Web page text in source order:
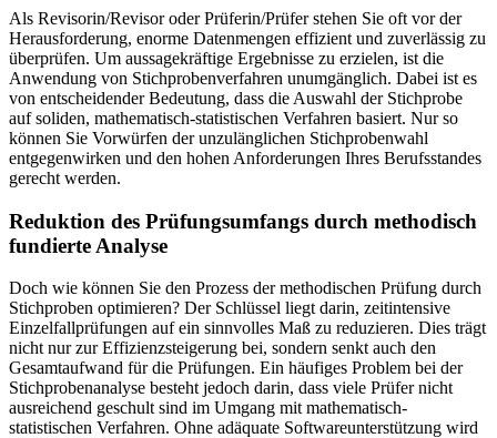
Als Revisorin/Revisor oder Prüferin/Prüfer stehen Sie oft vor der
Herausforderung, enorme Datenmengen effizient und zuverlässig zu
überprüfen. Um aussagekräftige Ergebnisse zu erzielen, ist die
Anwendung von Stichprobenverfahren unumgänglich. Dabei ist es
von entscheidender Bedeutung, dass die Auswahl der Stichprobe
auf soliden, mathematisch-statistischen Verfahren basiert. Nur so
können Sie Vorwürfen der unzulänglichen Stichprobenwahl
entgegenwirken und den hohen Anforderungen Ihres Berufsstandes
gerecht werden.
Reduktion des Prüfungsumfangs durch methodisch
fundierte Analyse
Doch wie können Sie den Prozess der methodischen Prüfung durch
Stichproben optimieren? Der Schlüssel liegt darin, zeitintensive
Einzelfallprüfungen auf ein sinnvolles Maß zu reduzieren. Dies trägt
nicht nur zur Effizienzsteigerung bei, sondern senkt auch den
Gesamtaufwand für die Prüfungen. Ein häufiges Problem bei der
Stichprobenanalyse besteht jedoch darin, dass viele Prüfer nicht
ausreichend geschult sind im Umgang mit mathematisch-
statistischen Verfahren. Ohne adäquate Softwareunterstützung wird